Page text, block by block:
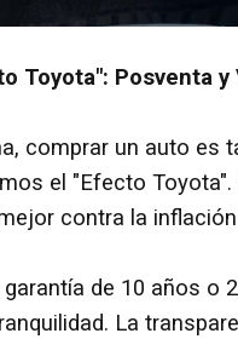
Toyota": Posventa
comprar un auto es
el "Efecto
contra la
garantía de 10 años o
La